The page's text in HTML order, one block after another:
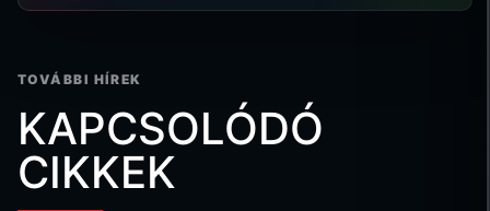
TOVÁBBI HÍREK
KAPCSOLÓDÓ
CIKKEK